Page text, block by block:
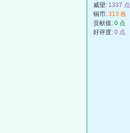
威望: 1337 点
铜币: 313 枚
贡献值: 0 点
好评度: 0 点